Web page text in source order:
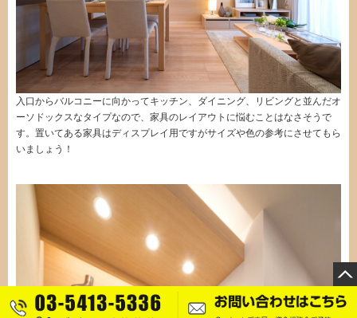
入口からバルコニーに向かってキッチン、ダイニング、リビングと並んだオ
ーソドックスなタイプなので、家具のレイアウトに悩むことはなさそうで
す。置いてある家具はディスプレイ用ですがサイズや色の参考にさせてもら
いましょう！